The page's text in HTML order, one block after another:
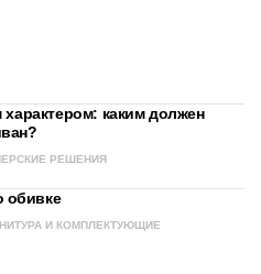
характером: каким должен
РЕШЕНИЯ
обивке
И КОМПЛЕКТУЮЩИЕ